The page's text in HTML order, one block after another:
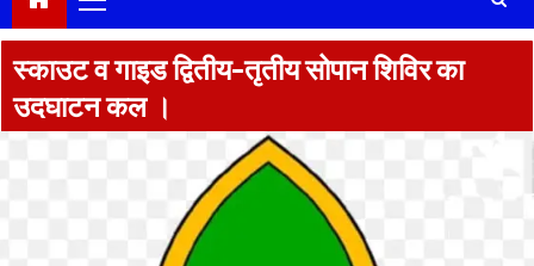
Menu
स्काउट व गाइड द्वितीय-तृतीय सोपान शिविर का
उदघाटन कल ।